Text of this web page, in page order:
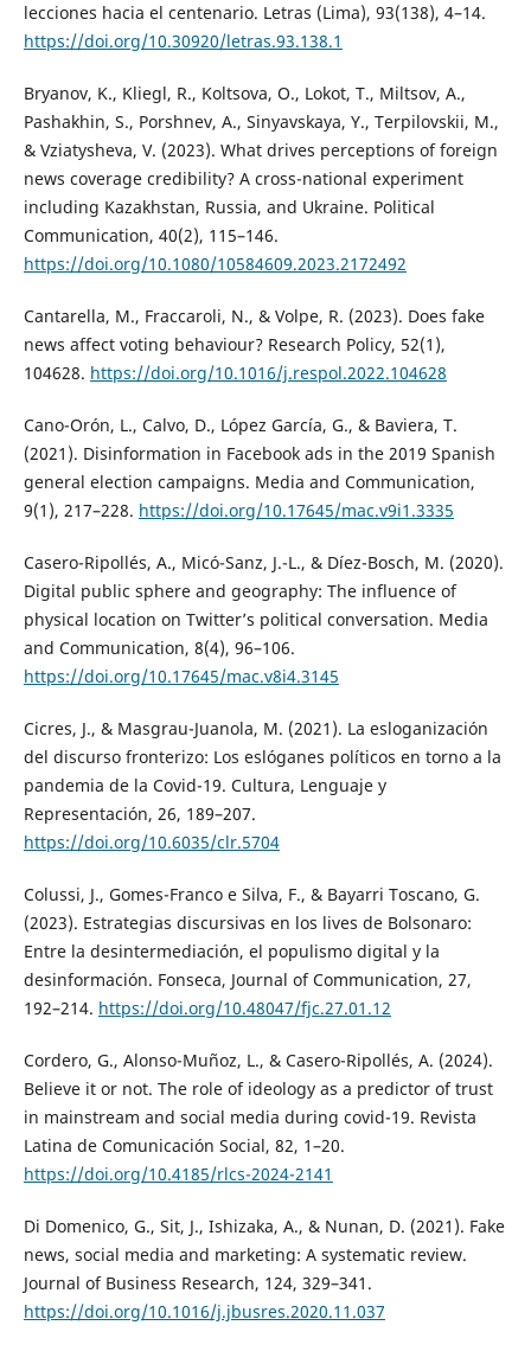
lecciones hacia el centenario. Letras (Lima), 93(138), 4–14.
https://doi.org/10.30920/letras.93.138.1
Bryanov, K., Kliegl, R., Koltsova, O., Lokot, T., Miltsov, A.,
Pashakhin, S., Porshnev, A., Sinyavskaya, Y., Terpilovskii, M.,
& Vziatysheva, V. (2023). What drives perceptions of foreign
news coverage credibility? A cross-national experiment
including Kazakhstan, Russia, and Ukraine. Political
Communication, 40(2), 115–146.
https://doi.org/10.1080/10584609.2023.2172492
Cantarella, M., Fraccaroli, N., & Volpe, R. (2023). Does fake
news affect voting behaviour? Research Policy, 52(1),
104628. https://doi.org/10.1016/j.respol.2022.104628
Cano-Orón, L., Calvo, D., López García, G., & Baviera, T.
(2021). Disinformation in Facebook ads in the 2019 Spanish
general election campaigns. Media and Communication,
9(1), 217–228. https://doi.org/10.17645/mac.v9i1.3335
Casero-Ripollés, A., Micó-Sanz, J.-L., & Díez-Bosch, M. (2020).
Digital public sphere and geography: The influence of
physical location on Twitter’s political conversation. Media
and Communication, 8(4), 96–106.
https://doi.org/10.17645/mac.v8i4.3145
Cicres, J., & Masgrau-Juanola, M. (2021). La esloganización
del discurso fronterizo: Los eslóganes políticos en torno a la
pandemia de la Covid-19. Cultura, Lenguaje y
Representación, 26, 189–207.
https://doi.org/10.6035/clr.5704
Colussi, J., Gomes-Franco e Silva, F., & Bayarri Toscano, G.
(2023). Estrategias discursivas en los lives de Bolsonaro:
Entre la desintermediación, el populismo digital y la
desinformación. Fonseca, Journal of Communication, 27,
192–214. https://doi.org/10.48047/fjc.27.01.12
Cordero, G., Alonso-Muñoz, L., & Casero-Ripollés, A. (2024).
Believe it or not. The role of ideology as a predictor of trust
in mainstream and social media during covid-19. Revista
Latina de Comunicación Social, 82, 1–20.
https://doi.org/10.4185/rlcs-2024-2141
Di Domenico, G., Sit, J., Ishizaka, A., & Nunan, D. (2021). Fake
news, social media and marketing: A systematic review.
Journal of Business Research, 124, 329–341.
https://doi.org/10.1016/j.jbusres.2020.11.037